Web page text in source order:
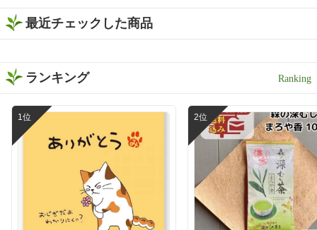
最近チェックした商品
ランキング